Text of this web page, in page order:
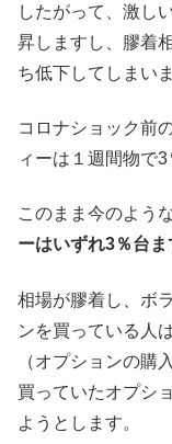
したがって、激し
昇しますし、膠着
ち低下してしまいま
コロナショック前
ィーは１週間物で
このまま今のよう
ーはいずれ3％台ま
相場が膠着し、ボ
ンを買っている人
（オプションの購
買っていたオプシ
ようとします。